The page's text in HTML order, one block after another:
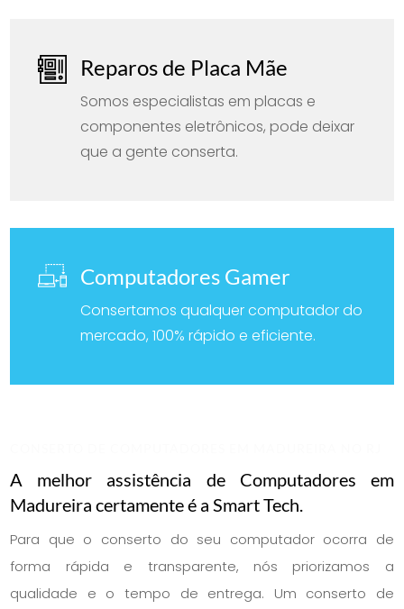
Reparos de Placa Mãe
Somos especialistas em placas e
componentes eletrônicos, pode deixar
que a gente conserta.
Computadores Gamer
Consertamos qualquer computador do
mercado, 100% rápido e eficiente.
A melhor assistência de Computadores em
Madureira certamente é a Smart Tech.
Para que o conserto do seu computador ocorra de
forma rápida e transparente, nós priorizamos a
qualidade e o tempo de entrega. Um conserto de